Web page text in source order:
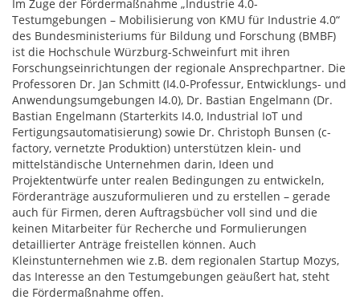
Im Zuge der Fördermaßnahme „Industrie 4.0-
Testumgebungen – Mobilisierung von KMU für Industrie 4.0“
des Bundesministeriums für Bildung und Forschung (BMBF)
ist die Hochschule Würzburg-Schweinfurt mit ihren
Forschungseinrichtungen der regionale Ansprechpartner. Die
Professoren Dr. Jan Schmitt (I4.0-Professur, Entwicklungs- und
Anwendungsumgebungen I4.0), Dr. Bastian Engelmann (Dr.
Bastian Engelmann (Starterkits I4.0, Industrial IoT und
Fertigungsautomatisierung) sowie Dr. Christoph Bunsen (c-
factory, vernetzte Produktion) unterstützen klein- und
mittelständische Unternehmen darin, Ideen und
Projektentwürfe unter realen Bedingungen zu entwickeln,
Förderanträge auszuformulieren und zu erstellen – gerade
auch für Firmen, deren Auftragsbücher voll sind und die
keinen Mitarbeiter für Recherche und Formulierungen
detaillierter Anträge freistellen können. Auch
Kleinstunternehmen wie z.B. dem regionalen Startup Mozys,
das Interesse an den Testumgebungen geäußert hat, steht
die Fördermaßnahme offen.